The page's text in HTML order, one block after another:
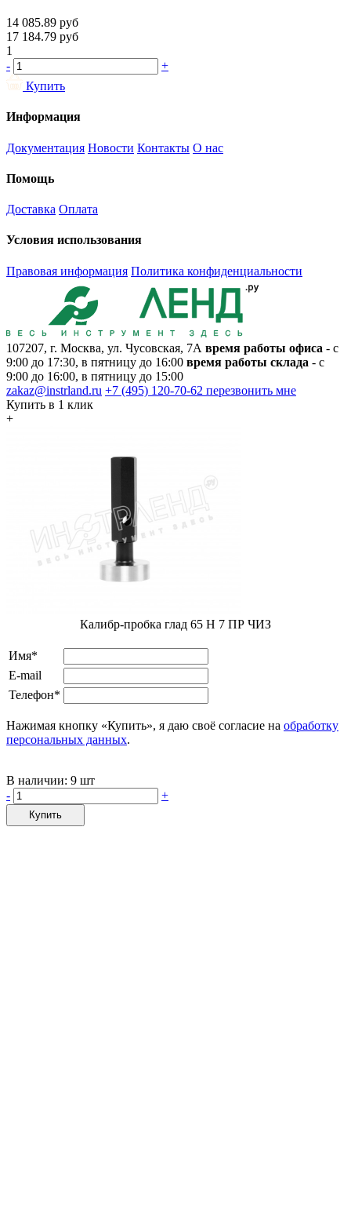
14 085.89 руб
17 184.79 руб
1
-
+
Купить
Информация
Документация Новости Контакты О нас
Помощь
Доставка Оплата
Условия использования
Правовая информация Политика конфиденциальности
107207, г. Москва, ул. Чусовская, 7А время работы офиса - с
9:00 до 17:30, в пятницу до 16:00 время работы склада - с
9:00 до 16:00, в пятницу до 15:00
zakaz@instrland.ru +7 (495) 120-70-62 перезвонить мне
Купить в 1 клик
+
Калибр-пробка глад 65 H 7 ПР ЧИЗ
Имя*
E-mail
Телефон*
Нажимая кнопку «Купить», я даю своё согласие на обработку
персональных данных.
В наличии: 9 шт
-
+
Купить